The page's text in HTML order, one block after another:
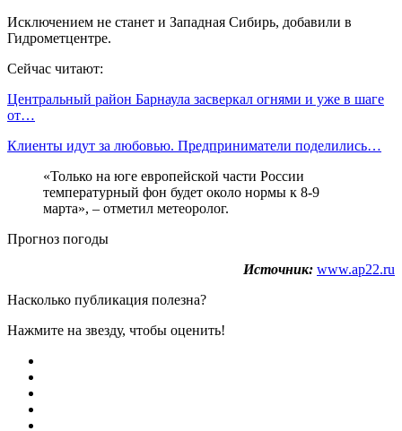
Исключением не станет и Западная Сибирь, добавили в
Гидрометцентре.
Сейчас читают:
Центральный район Барнаула засверкал огнями и уже в шаге
от…
Клиенты идут за любовью. Предприниматели поделились…
«Только на юге европейской части России
температурный фон будет около нормы к 8-9
марта», – отметил метеоролог.
Прогноз погоды
Источник: www.ap22.ru
Насколько публикация полезна?
Нажмите на звезду, чтобы оценить!